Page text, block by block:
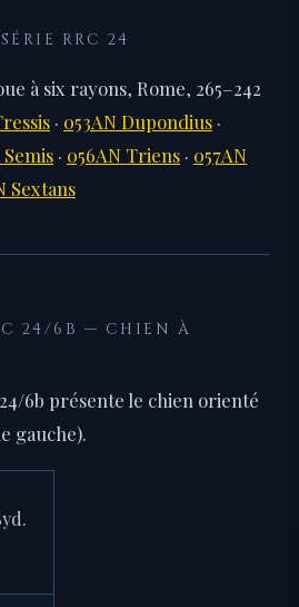
RRC 24
à six rayons, Rome, 265–242
· 053AN Dupondius ·
Semis · 056AN Triens · 057AN
Sextans
24/6B — CHIEN À
6b présente le chien orienté
gauche).